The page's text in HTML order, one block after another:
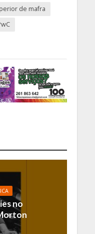
de mafra
no